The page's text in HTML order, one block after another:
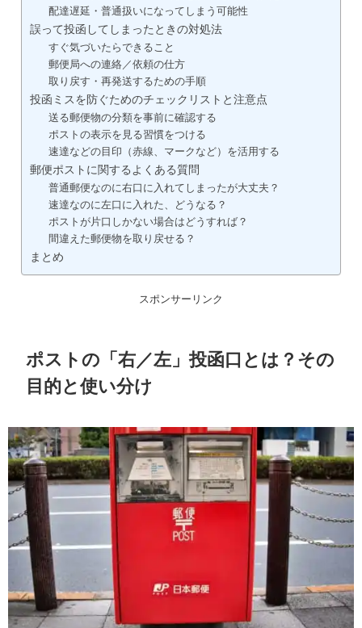
配達遅延・普通扱いになってしまう可能性
誤って投函してしまったときの対処法
すぐ気づいたらできること
郵便局への連絡／依頼の仕方
取り戻す・再発送するための手順
投函ミスを防ぐためのチェックリストと注意点
送る郵便物の分類を事前に確認する
ポストの表示を見る習慣をつける
速達などの目印（赤線、マークなど）を活用する
郵便ポストに関するよくある質問
普通郵便なのに右口に入れてしまったが大丈夫？
速達なのに左口に入れた、どうなる？
ポストが片口しかない場合はどうすれば？
間違えた郵便物を取り戻せる？
まとめ
スポンサーリンク
ポストの「右／左」投函口とは？その
目的と使い分け